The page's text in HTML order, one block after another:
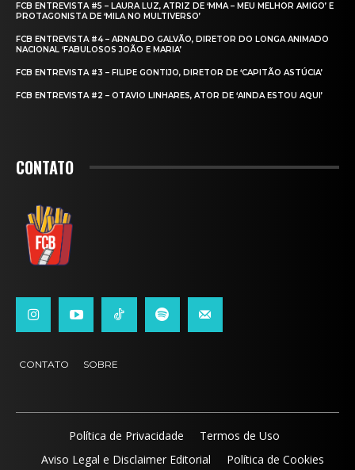
FCB ENTREVISTA #5 – LAURA LUZ, ATRIZ DE ‘MMA – MEU MELHOR AMIGO’ E
PROTAGONISTA DE ‘MILA NO MULTIVERSO’
FCB ENTREVISTA #4 – ARNALDO GALVÃO, DIRETOR DO LONGA ANIMADO
NACIONAL ‘FABULOSOS JOÃO E MARIA’
FCB ENTREVISTA #3 – FILIPE GONTIJO, DIRETOR DE ‘CAPITÃO ASTÚCIA’
FCB ENTREVISTA #2 – OTAVIO LINHARES, ATOR DE ‘AINDA ESTOU AQUI’
CONTATO
CONTATO SOBRE
Política de Privacidade
Termos de Uso
Aviso Legal e Disclaimer Editorial
Política de Cookies